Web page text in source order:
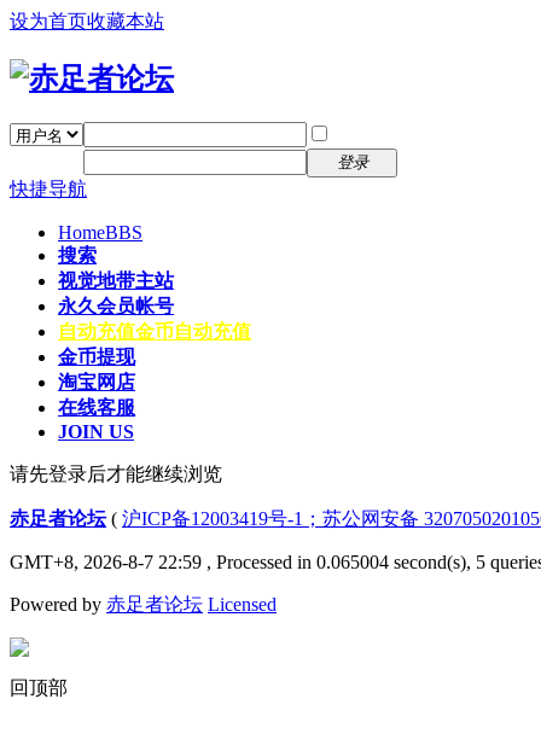
设为首页收藏本站
登录
快捷导航
HomeBBS
搜索
视觉地带主站
永久会员帐号
自动充值金币自动充值
金币提现
淘宝网店
在线客服
JOIN US
请先登录后才能继续浏览
赤足者论坛( 沪ICP备12003419号-1；苏公网安备
GMT+8, 2026-8-7 22:59 , Processed in 0.065004 second(s), 5
Powered by 赤足者论坛 Licensed
回顶部